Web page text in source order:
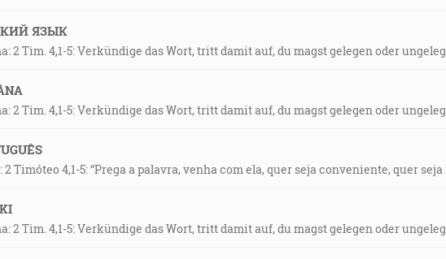
ЯЗЫК
2 Tim. 4,1-5: Verkündige das Wort, tritt damit auf, du magst gelegen oder
2 Tim. 4,1-5: Verkündige das Wort, tritt damit auf, du magst gelegen oder
2 Timóteo 4,1-5: “Prega a palavra, venha com ela, quer seja conveniente, quer
2 Tim. 4,1-5: Verkündige das Wort, tritt damit auf, du magst gelegen oder